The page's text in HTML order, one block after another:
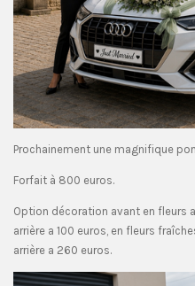
Prochainement une magnifique
Forfait à 800 euros.
Option décoration avant en fleurs
arrière a 100 euros, en fleurs
arrière a 260 euros.